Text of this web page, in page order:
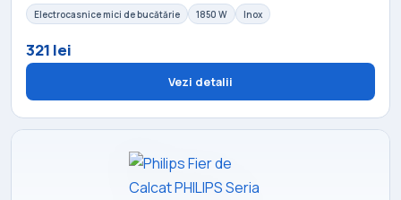
Electrocasnice mici de bucătărie 1850 W Inox
321 lei
Vezi detalii